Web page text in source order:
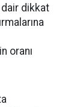
dikkat
oranı